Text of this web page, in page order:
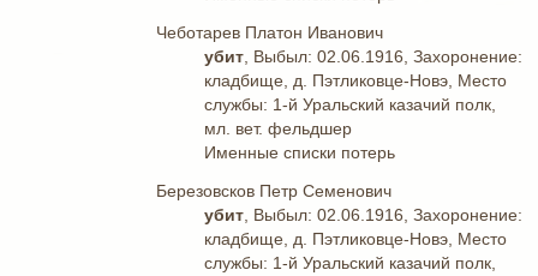
Чеботарев Платон Иванович
убит , Выбыл: 02.06.1916, Захоронение:
кладбище, д. Пэтликовце-Новэ, Место
службы: 1-й Уральский казачий полк,
мл. вет. фельдшер
Именные списки потерь
Березовсков Петр Семенович
убит , Выбыл: 02.06.1916, Захоронение:
кладбище, д. Пэтликовце-Новэ, Место
службы: 1-й Уральский казачий полк,